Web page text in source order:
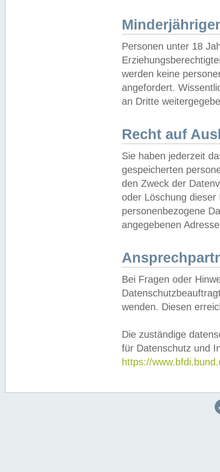
Personen unter 18
werden keine
angefordert.
an Dritte
Recht auf
Sie haben jederzeit
gespeicherten
den Zweck der
oder Löschung
personenbezogene
angegebenen
Bei Fragen oder
wenden. Diesen
Die zuständige
für Datenschutz und
https://